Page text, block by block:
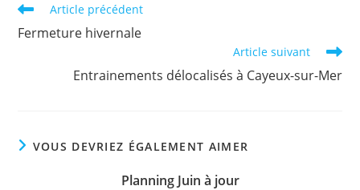
Read
articles
Article précédent
Fermeture hivernale
Article suivant
Entrainements délocalisés à Cayeux-sur-Mer
VOUS DEVRIEZ ÉGALEMENT AIMER
Planning Juin à jour